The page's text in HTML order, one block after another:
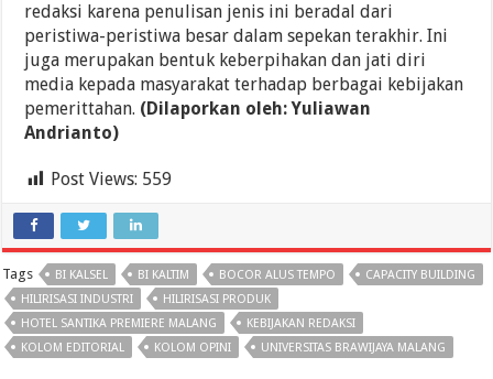
redaksi karena penulisan jenis ini beradal dari
peristiwa-peristiwa besar dalam sepekan terakhir. Ini
juga merupakan bentuk keberpihakan dan jati diri
media kepada masyarakat terhadap berbagai kebijakan
pemerittahan. (Dilaporkan oleh: Yuliawan
Andrianto)
Post Views: 559
Tags BI KALSEL BI KALTIM BOCOR ALUS TEMPO
CAPACITY BUILDING
HILIRISASI INDUSTRI
HILIRISASI PRODUK
HOTEL SANTIKA PREMIERE MALANG
KEBIJAKAN REDAKSI
KOLOM EDITORIAL
KOLOM OPINI UNIVERSITAS BRAWIJAYA MALANG